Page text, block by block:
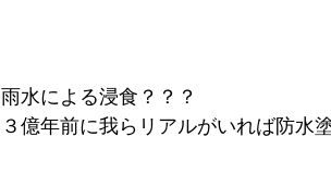
雨水による浸食？？？
３億年前に我らリアルがいれば防水